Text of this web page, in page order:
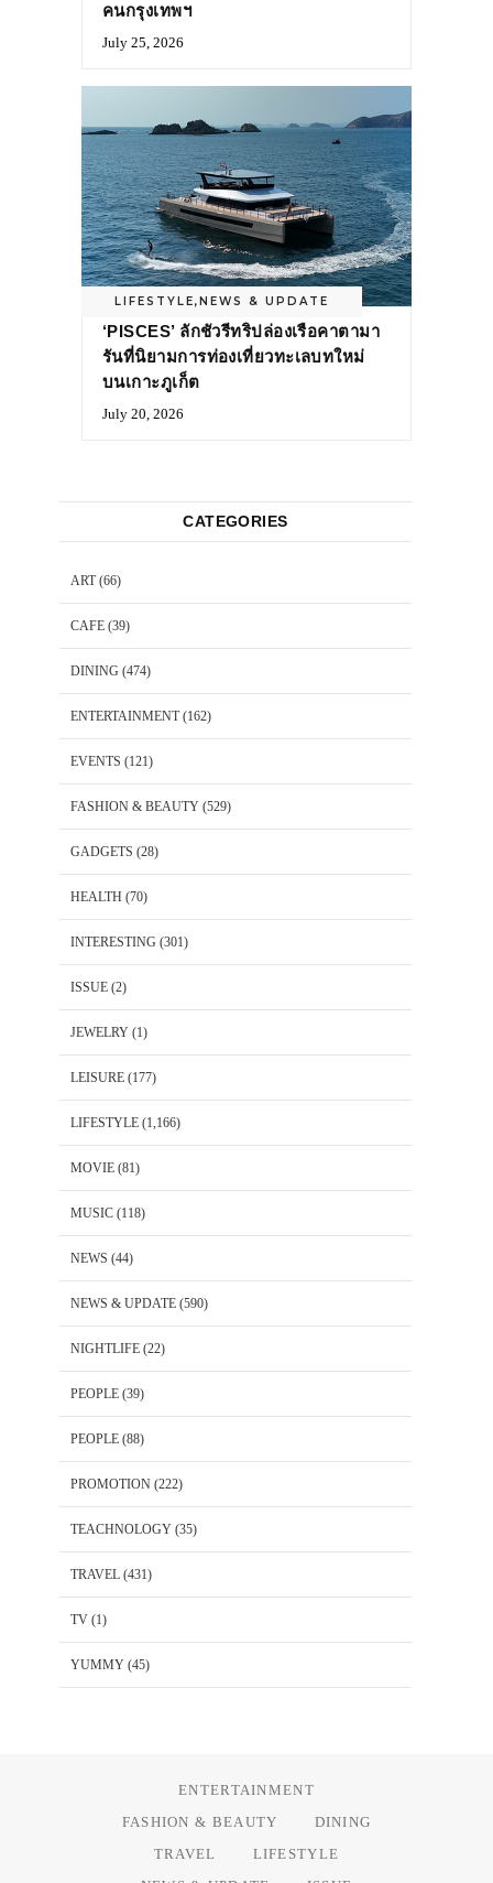
คนกรุงเทพฯ
July 25, 2026
LIFESTYLE, NEWS & UPDATE
‘PISCES’ ลักชัวรีทริปล่องเรือคาตามา
รันที่นิยามการท่องเที่ยวทะเลบทใหม่
บนเกาะภูเก็ต
July 20, 2026
CATEGORIES
ART(66)
CAFE (39)
DINING (474)
ENTERTAINMENT(162)
EVENTS (121)
FASHION & BEAUTY (529)
GADGETS (28)
HEALTH (70)
INTERESTING (301)
ISSUE (2)
JEWELRY (1)
LEISURE (177)
LIFESTYLE (1,166)
MOVIE (81)
MUSIC (118)
NEWS (44)
NEWS & UPDATE (590)
NIGHTLIFE (22)
PEOPLE (39)
PEOPLE (88)
PROMOTION (222)
TEACHNOLOGY (35)
TRAVEL (431)
TV (1)
YUMMY (45)
ENTERTAINMENT
FASHION & BEAUTY
DINING
TRAVEL
LIFESTYLE